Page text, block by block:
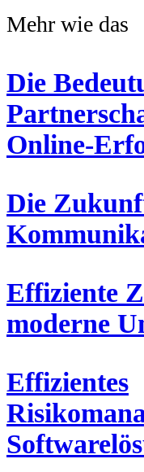
Mehr wie das
Die
Online-
Die
Effiziente
moderne
Effizientes